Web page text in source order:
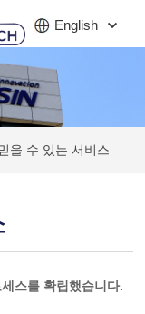
English
을 수 있는 서비스
스를 확립했습니다.